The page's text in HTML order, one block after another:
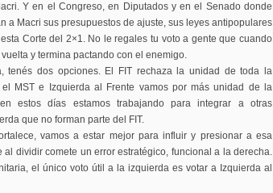
Y en el Congreso, en Diputados y en el Senado donde
a Macri sus presupuestos de ajuste, sus leyes antipopulares
Corte del 2×1. No le regales tu voto a gente que cuando
vuelta y termina pactando con el enemigo.
tenés dos opciones. El FIT rechaza la unidad de toda la
MST e Izquierda al Frente vamos por más unidad de la
estos días estamos trabajando para integrar a otras
que no forman parte del FIT.
vamos a estar mejor para influir y presionar a esa
al dividir comete un error estratégico, funcional a la derecha.
el único voto útil a la izquierda es votar a Izquierda al